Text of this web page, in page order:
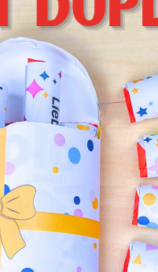
und Käse kann man